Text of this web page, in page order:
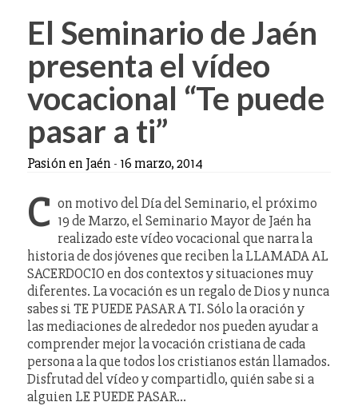
El Seminario de Jaén
presenta el vídeo
vocacional “Te puede
pasar a ti”
Pasión en Jaén - 16 marzo, 2014
C on motivo del Día del Seminario, el próximo
19 de Marzo, el Seminario Mayor de Jaén ha
realizado este vídeo vocacional que narra la
historia de dos jóvenes que reciben la LLAMADA AL
SACERDOCIO en dos contextos y situaciones muy
diferentes. La vocación es un regalo de Dios y nunca
sabes si TE PUEDE PASAR A TI. Sólo la oración y
las mediaciones de alrededor nos pueden ayudar a
comprender mejor la vocación cristiana de cada
persona a la que todos los cristianos están llamados.
Disfrutad del vídeo y compartidlo, quién sabe si a
alguien LE PUEDE PASAR…